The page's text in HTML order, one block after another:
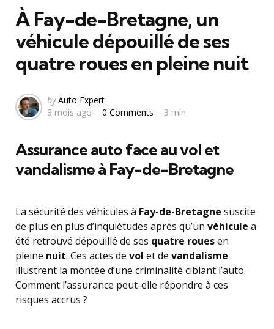
À Fay-de-Bretagne, un
véhicule dépouillé de ses
quatre roues en pleine nuit
Posted
by
by Auto Expert
3 mois ago
0 Comments 3 min
Assurance auto face au vol et
vandalisme à Fay-de-Bretagne
La sécurité des véhicules à Fay-de-Bretagne suscite
de plus en plus d’inquiétudes après qu’un véhicule a
été retrouvé dépouillé de ses quatre rouesen
pleine nuit. Ces actes de vol et de vandalisme
illustrent la montée d’une criminalité ciblant l’auto.
Comment l’assurance peut-elle répondre à ces
risques accrus ?